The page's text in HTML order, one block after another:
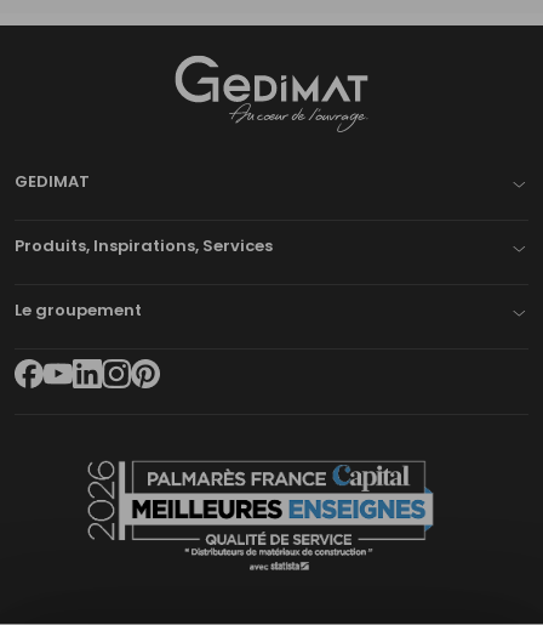
GEDIMAT
Produits, Inspirations, Services
Le groupement